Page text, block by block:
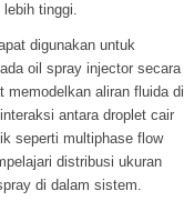
tinggi.
digunakan untuk
oil spray injector secara
memodelkan aliran fluida di
antara droplet cair
seperti multiphase flow
distribusi ukuran
di dalam sistem.